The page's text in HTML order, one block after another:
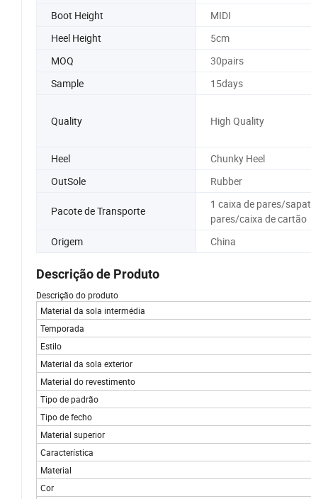
Boot Height MIDI
Heel Height
5cm
MOQ
30pairs
Sample
15days
Quality High Quality
Heel
Chunky Heel
OutSole
Rubber
Pacote de Transporte
1 caixa de pares/
pares/caixa de cartão
Origem China
Descrição de Produto
Descrição do produto
Material da sola intermédia
Temporada
Estilo
Material da sola exterior
Material do revestimento
Tipo de padrão
Tipo de fecho
Material superior
Característica
Material
Cor